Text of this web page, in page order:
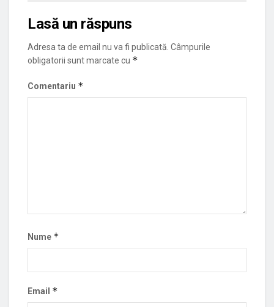
Lasă un răspuns
Adresa ta de email nu va fi publicată. Câmpurile
obligatorii sunt marcate cu *
Comentariu *
Nume *
Email *